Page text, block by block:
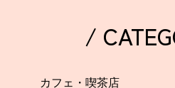
/
カフェ・喫茶店